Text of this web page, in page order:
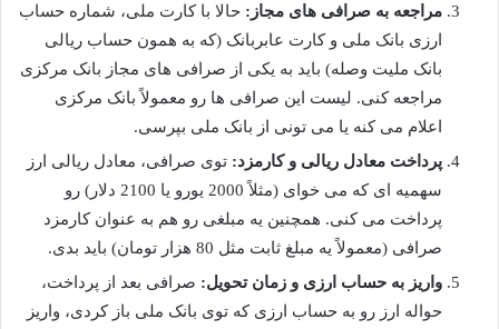
مراجعه به صرافی های مجاز: حالا با کارت ملی، شماره حساب
ارزی بانک ملی و کارت عابربانک (که به همون حساب ریالی
بانک ملیت وصله) باید به یکی از صرافی های مجاز بانک مرکزی
مراجعه کنی. لیست این صرافی ها رو معمولاً بانک مرکزی
اعلام می کنه یا می تونی از بانک ملی بپرسی.
پرداخت معادل ریالی و کارمزد: توی صرافی، معادل ریالی ارز
سهمیه ای که می خوای (مثلاً 2000 یورو یا 2100 دلار) رو
پرداخت می کنی. همچنین یه مبلغی رو هم به عنوان کارمزد
صرافی (معمولاً یه مبلغ ثابت مثل 80 هزار تومان) باید بدی.
واریز به حساب ارزی و زمان تحویل: صرافی بعد از پرداخت،
حواله ارز رو به حساب ارزی که توی بانک ملی باز کردی، واریز